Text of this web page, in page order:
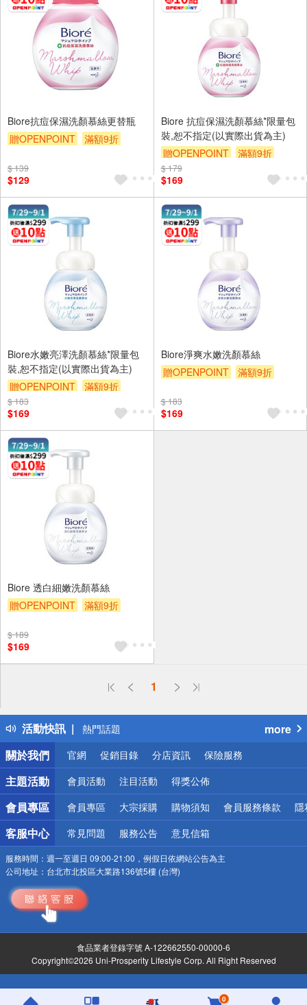
Biore抗痘保濕洗顏慕絲更替瓶
贈OPENPOINT
滿額9折
$ 139
$129
Biore 抗痘保濕洗顏慕絲*限量包
裝,恕不指定(以實際出貨為主)
贈OPENPOINT
滿額9折
贈$200
$ 179
$169
Biore水嫩亮澤洗顏慕絲*限量包
裝,恕不指定(以實際出貨為主)
贈OPENPOINT
滿額9折
贈$200
$ 183
$169
Biore淨爽水嫩洗顏慕絲
贈OPENPOINT
滿額9折
$ 183
$169
Biore 透白細嫩洗顏慕絲
贈OPENPOINT
滿額9折
$ 189
$169
1
活動快訊
偏遠地區配送
得獎公告
熱門話題
銀行優惠
偏遠地區配送
詐騙網頁！請小心！
more
關於我們
官網 促銷目錄 分店資訊 保險服務
主題活動 會員活動 注目活動 得獎公佈
會員專區 會員專區 大宗採購 購物須知 會員服務條款 隱
客服中心 常見問題 服務公告 意見信箱
服務時間： 週一至週日 09:00-21:00，例假日依網站公告為主
公司地址： 台北市北投區大業路136號5樓 (台灣)
食品業者登錄字號 A-122662550-00000-6
Copyright©2026 Uni-Prosperity Lifestyle Corp. All Right Reserved
0